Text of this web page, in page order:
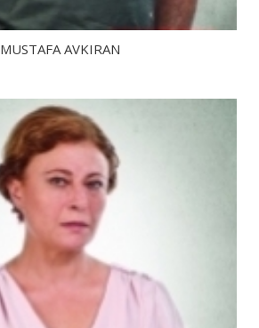
MUSTAFA AVKIRAN